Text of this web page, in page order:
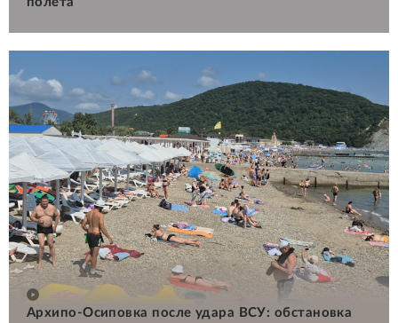
Архипо-Осиповка после удара ВСУ: обстановка